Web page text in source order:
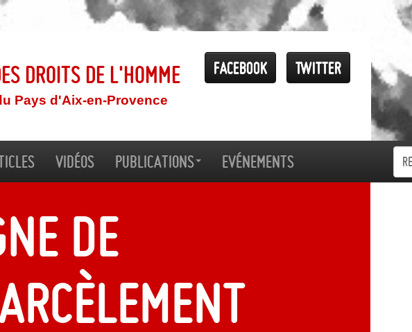
Twitter
Facebook
droits de l'Homme
Pays d'Aix-en-Provence
Vidéos Publications Evénements
de